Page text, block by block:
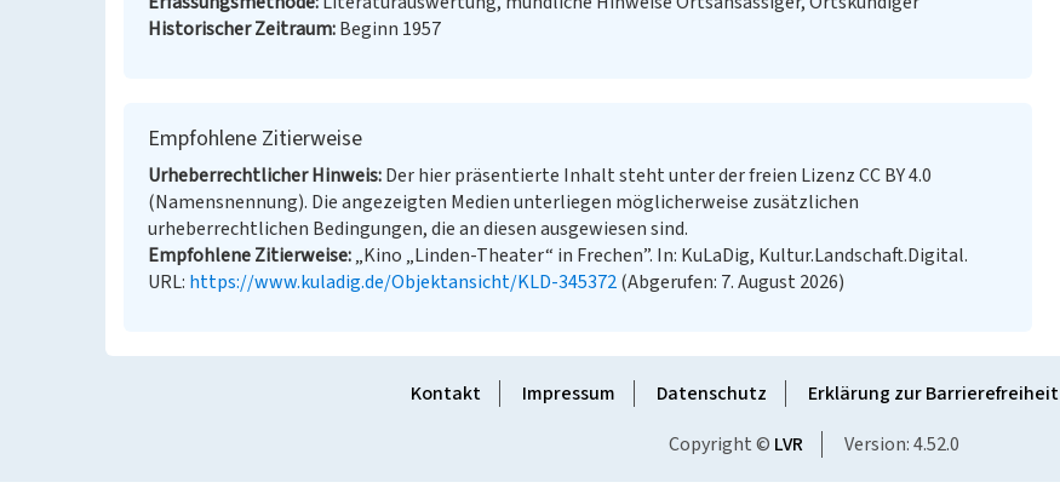
Historischer Zeitraum Beginn 1957
Empfohlene Zitierweise
Urheberrechtlicher Hinweis Der hier präsentierte Inhalt steht unter der freien Lizenz CC BY 4.0
(Namensnennung). Die angezeigten Medien unterliegen möglicherweise zusätzlichen
urheberrechtlichen Bedingungen, die an diesen ausgewiesen sind.
Empfohlene Zitierweise „Kino „Linden-Theater“ in Frechen”. In: KuLaDig, Kultur.Landschaft.Digital.
URL: https://www.kuladig.de/Objektansicht/KLD-345372(Abgerufen: 7. August 2026)
Kontakt Impressum Datenschutz Erklärung zur Barrierefreiheit
Copyright © LVR Version: 4.52.0